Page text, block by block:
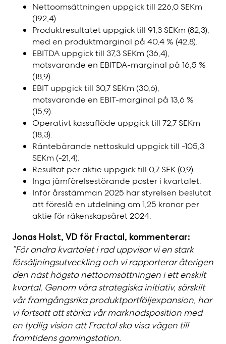
Nettoomsättningen uppgick till 226,0 SEKm
(192,4).
Produktresultatet uppgick till 91,3 SEKm (82,3),
med en produktmarginal på 40,4 % (42,8).
EBITDA uppgick till 37,3 SEKm (36,4),
motsvarande en EBITDA-marginal på 16,5 %
(18,9).
EBIT uppgick till 30,7 SEKm (30,6),
motsvarande en EBIT-marginal på 13,6 %
(15,9).
Operativt kassaflöde uppgick till 72,7 SEKm
(18,3).
Räntebärande nettoskuld uppgick till -105,3
SEKm (-21,4).
Resultat per aktie uppgick till 0,7 SEK (0,9).
Inga jämförelsestörande poster i kvartalet.
Inför årsstämman 2025 har styrelsen beslutat
att föreslå en utdelning om 1,25 kronor per
aktie för räkenskapsåret 2024.
Jonas Holst, VD för Fractal, kommenterar:
”För andra kvartalet i rad uppvisar vi en stark
försäljningsutveckling och vi rapporterar återigen
den näst högsta nettoomsättningen i ett enskilt
kvartal. Genom våra strategiska initiativ, särskilt
vår framgångsrika produktportföljexpansion, har
vi fortsatt att stärka vår marknadsposition med
en tydlig vision att Fractal ska visa vägen till
framtidens gamingstation.